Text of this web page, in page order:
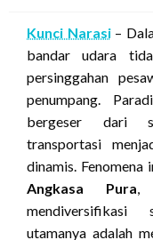
Kunci Narasi–
bandar udara
persinggahan
penumpang.
bergeser dari
transportasi
dinamis.
Angkasa Pura,
mendiversifikasi
utamanya adalah